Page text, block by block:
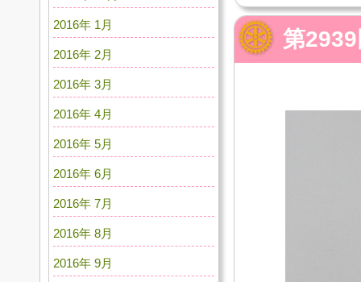
第
2016年 1月
2016年 2月
2016年 3月
2016年 4月
2016年 5月
2016年 6月
2016年 7月
2016年 8月
2016年 9月